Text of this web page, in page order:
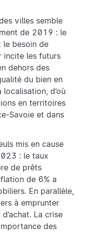
villes semble
de 2019 : le
le besoin de
incite les futurs
dehors des
du bien en
d’où
en territoires
Savoie et dans
mis en cause
: le taux
de prêts
de 6% a
En parallèle,
à emprunter
La crise
des